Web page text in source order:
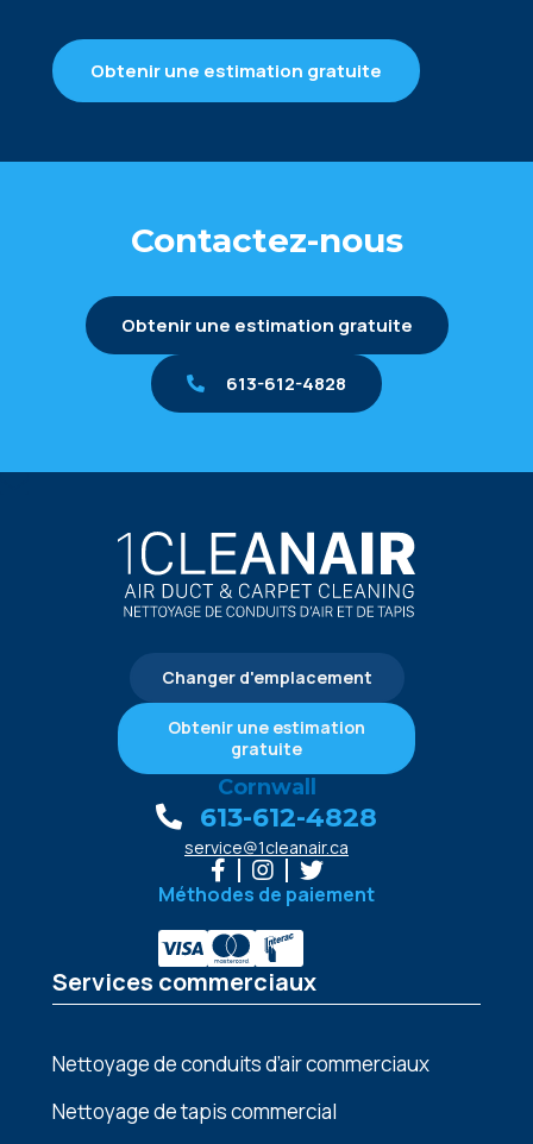
Obtenir une estimation gratuite
Contactez-nous
Obtenir une estimation gratuite
613-612-4828
Changer d'emplacement
Obtenir une estimation
gratuite
Cornwall
613-612-4828
service@1cleanair.ca
Méthodes de paiement
Services commerciaux
Nettoyage de conduits d’air commerciaux
Nettoyage de tapis commercial